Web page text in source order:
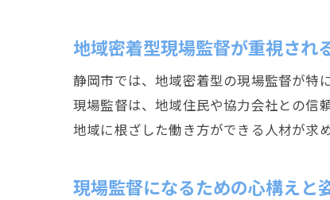
地域密着型現場監督が重視され
静岡市では、地域密着型の現場監督が特
現場監督は、地域住民や協力会社との信
地域に根ざした働き方ができる人材が求
現場監督になるための心構えと